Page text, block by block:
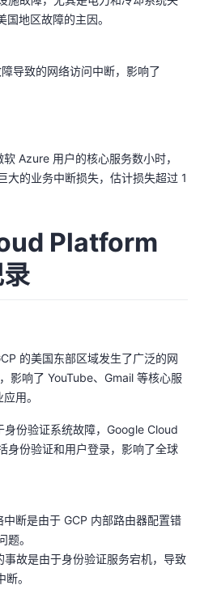
地区故障的主因。
导致的网络访问中断，影响了
Azure 用户的核心服务数小时，
大的业务中断损失，估计损失超过 1
Platform
的美国东部区域发生了广泛的网
影响了 YouTube、Gmail 等核心服
用。
份验证系统故障，Google Cloud
身份验证和用户登录，影响了全球
断是由于 GCP 内部路由器配置错
。
故是由于身份验证服务宕机，导致
。